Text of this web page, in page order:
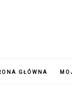
GŁÓWNA